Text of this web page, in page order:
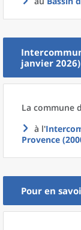
janvier 2026)
La commune
à l'
Provence
Pour en